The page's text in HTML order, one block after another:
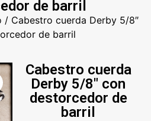
de barril
/ Cabestro cuerda Derby 5/8″
de barril
Cabestro cuerda
Derby 5/8″ con
destorcedor de
barril